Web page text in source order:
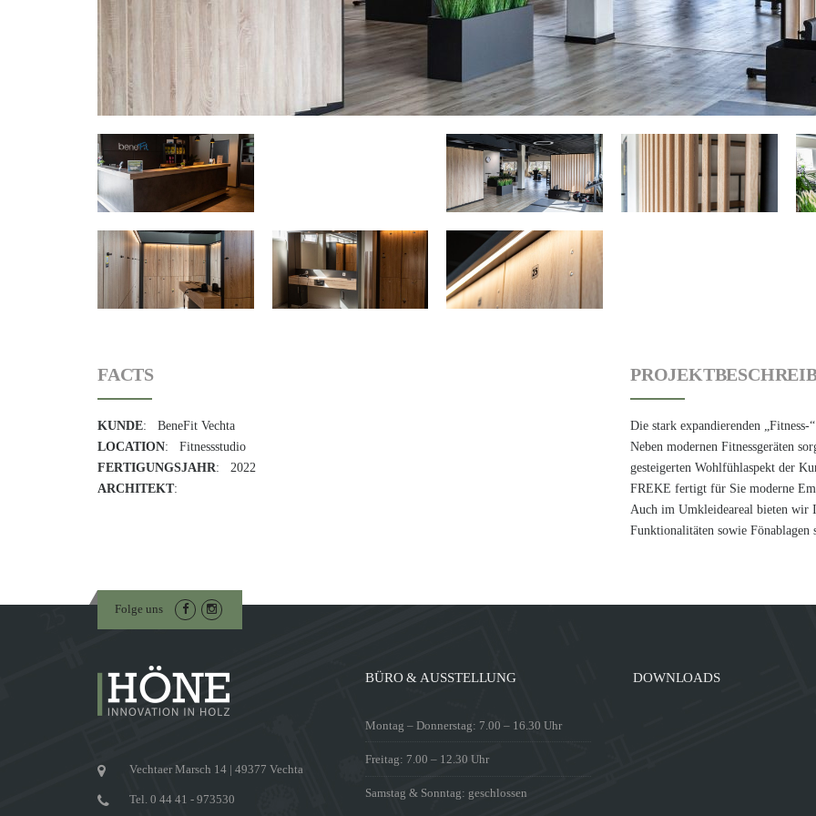
FACTS
KUNDE: BeneFit Vechta
LOCATION: Fitnessstudio
FERTIGUNGSJAHR: 2022
ARCHITEKT:
Die stark expandierenden
Neben modernen Fitnessgeräten
gesteigerten Wohlfühlaspekt der
FREKE fertigt für Sie moderne
Auch im Umkleideareal bieten wir
Funktionalitäten sowie Fönablagen
Folge uns
Vechtaer Marsch 14 | 49377 Vechta
Tel. 0 44 41 - 973530
BÜRO & AUSSTELLUNG
Montag – Donnerstag: 7.00 – 16.30 Uhr
Freitag: 7.00 – 12.30 Uhr
Samstag & Sonntag: geschlossen
DOWNLOADS